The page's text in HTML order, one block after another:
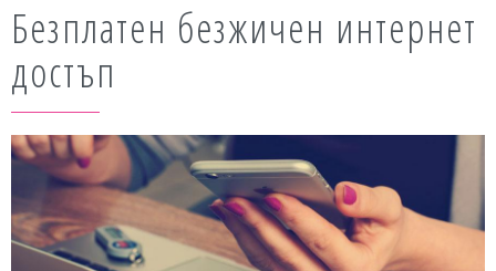
Безплатен безжичен интернет
достъп